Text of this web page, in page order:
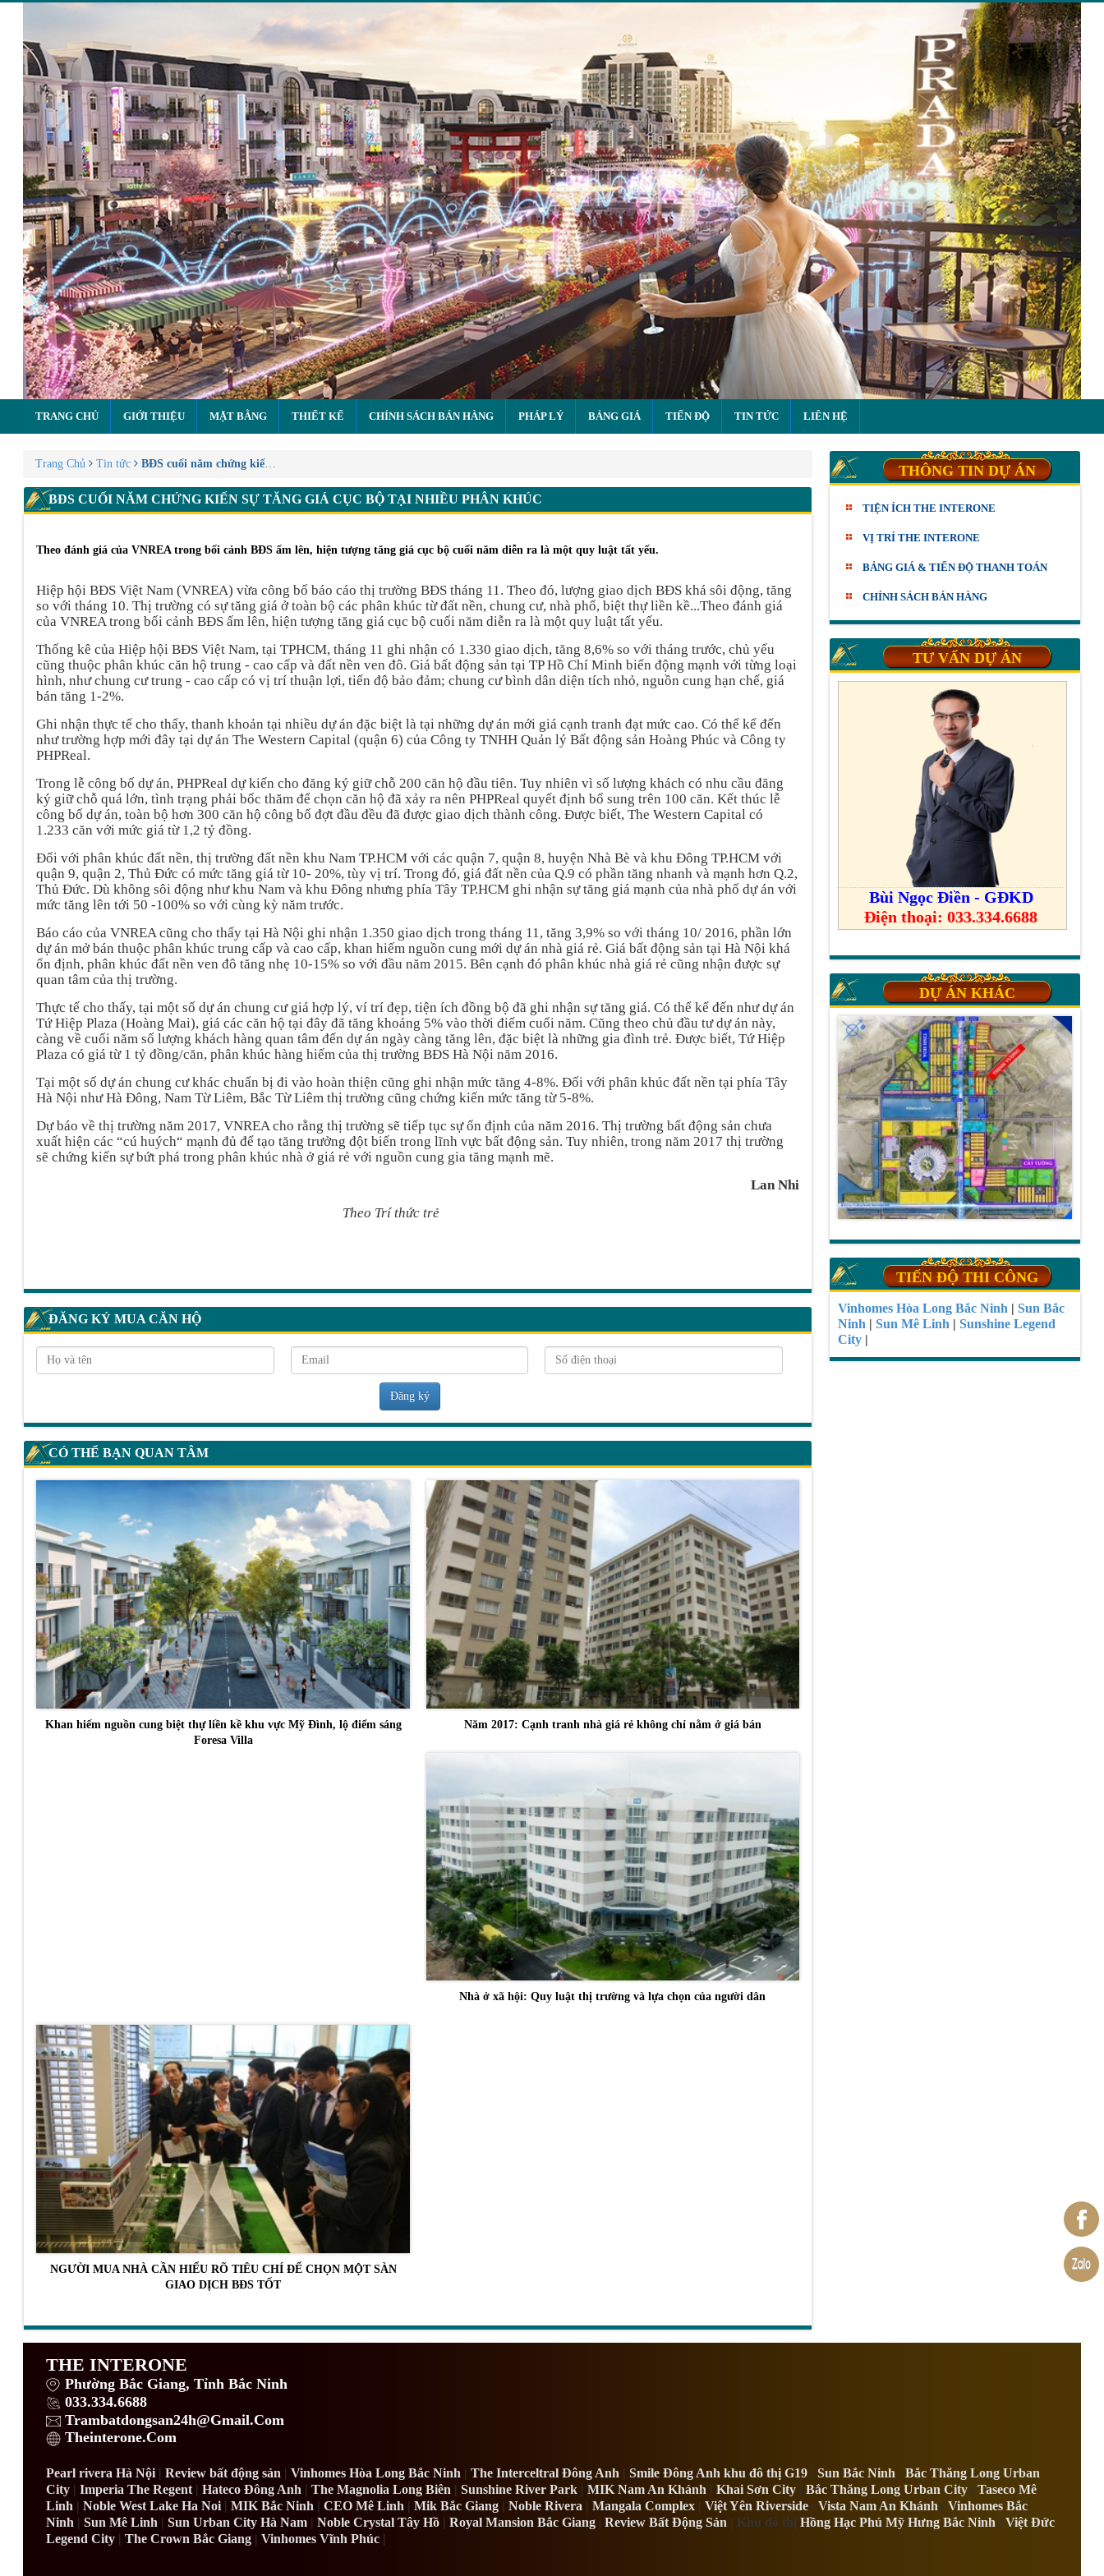
TRANG CHỦ GIỚI THIỆU MẶT BẰNG THIẾT KẾ CHÍNH SÁCH BÁN HÀNG PHÁP LÝ BẢNG GIÁ TIẾN ĐỘ TIN TỨC LIÊN HỆ
Trang Chủ Tin tức BĐS cuối năm chứng kiến sự tăng giá cục bộ tại nhiều phân khúc
BĐS CUỐI NĂM CHỨNG KIẾN SỰ TĂNG GIÁ CỤC BỘ TẠI NHIỀU PHÂN KHÚC
Theo đánh giá của VNREA trong bối cảnh BĐS ấm lên, hiện tượng tăng giá cục bộ cuối năm diễn ra là một quy luật tất yếu.
Hiệp hội BĐS Việt Nam (VNREA) vừa công bố báo cáo thị trường BĐS tháng 11. Theo đó, lượng giao dịch BĐS khá sôi động, tăng
so với tháng 10. Thị trường có sự tăng giá ở toàn bộ các phân khúc từ đất nền, chung cư, nhà phố, biệt thự liền kề...Theo đánh giá
của VNREA trong bối cảnh BĐS ấm lên, hiện tượng tăng giá cục bộ cuối năm diễn ra là một quy luật tất yếu.
Thống kê của Hiệp hội BĐS Việt Nam, tại TPHCM, tháng 11 ghi nhận có 1.330 giao dịch, tăng 8,6% so với tháng trước, chủ yếu
cũng thuộc phân khúc căn hộ trung - cao cấp và đất nền ven đô. Giá bất động sản tại TP Hồ Chí Minh biến động mạnh với từng loại
hình, như chung cư trung - cao cấp có vị trí thuận lợi, tiến độ bảo đảm; chung cư bình dân diện tích nhỏ, nguồn cung hạn chế, giá
bán tăng 1-2%.
Ghi nhận thực tế cho thấy, thanh khoản tại nhiều dự án đặc biệt là tại những dự án mới giá cạnh tranh đạt mức cao. Có thể kể đến
như trường hợp mới đây tại dự án The Western Capital (quận 6) của Công ty TNHH Quản lý Bất động sản Hoàng Phúc và Công ty
PHPReal.
Trong lễ công bố dự án, PHPReal dự kiến cho đăng ký giữ chỗ 200 căn hộ đầu tiên. Tuy nhiên vì số lượng khách có nhu cầu đăng
ký giữ chỗ quá lớn, tình trạng phải bốc thăm để chọn căn hộ đã xảy ra nên PHPReal quyết định bổ sung trên 100 căn. Kết thúc lễ
công bố dự án, toàn bộ hơn 300 căn hộ công bố đợt đầu đều đã được giao dịch thành công. Được biết, The Western Capital có
1.233 căn với mức giá từ 1,2 tỷ đồng.
Đối với phân khúc đất nền, thị trường đất nền khu Nam TP.HCM với các quận 7, quận 8, huyện Nhà Bè và khu Đông TP.HCM với
quận 9, quận 2, Thủ Đức có mức tăng giá từ 10- 20%, tùy vị trí. Trong đó, giá đất nền của Q.9 có phần tăng nhanh và mạnh hơn Q.2,
Thủ Đức. Dù không sôi động như khu Nam và khu Đông nhưng phía Tây TP.HCM ghi nhận sự tăng giá mạnh của nhà phố dự án với
mức tăng lên tới 50 -100% so với cùng kỳ năm trước.
Báo cáo của VNREA cũng cho thấy tại Hà Nội ghi nhận 1.350 giao dịch trong tháng 11, tăng 3,9% so với tháng 10/ 2016, phần lớn
dự án mở bán thuộc phân khúc trung cấp và cao cấp, khan hiếm nguồn cung mới dự án nhà giá rẻ. Giá bất động sản tại Hà Nội khá
ổn định, phân khúc đất nền ven đô tăng nhẹ 10-15% so với đầu năm 2015. Bên cạnh đó phân khúc nhà giá rẻ cũng nhận được sự
quan tâm của thị trường.
Thực tế cho thấy, tại một số dự án chung cư giá hợp lý, ví trí đẹp, tiện ích đồng bộ đã ghi nhận sự tăng giá. Có thể kể đến như dự án
Tứ Hiệp Plaza (Hoàng Mai), giá các căn hộ tại đây đã tăng khoảng 5% vào thời điểm cuối năm. Cũng theo chủ đầu tư dự án này,
càng về cuối năm số lượng khách hàng quan tâm đến dự án ngày càng tăng lên, đặc biệt là những gia đình trẻ. Được biết, Tứ Hiệp
Plaza có giá từ 1 tỷ đồng/căn, phân khúc hàng hiếm của thị trường BĐS Hà Nội năm 2016.
Tại một số dự án chung cư khác chuẩn bị đi vào hoàn thiện cũng ghi nhận mức tăng 4-8%. Đối với phân khúc đất nền tại phía Tây
Hà Nội như Hà Đông, Nam Từ Liêm, Bắc Từ Liêm thị trường cũng chứng kiến mức tăng từ 5-8%.
Dự báo về thị trường năm 2017, VNREA cho rằng thị trường sẽ tiếp tục sự ổn định của năm 2016. Thị trường bất động sản chưa
xuất hiện các “cú huých“ mạnh đủ để tạo tăng trưởng đột biến trong lĩnh vực bất động sản. Tuy nhiên, trong năm 2017 thị trường
sẽ chứng kiến sự bứt phá trong phân khúc nhà ở giá rẻ với nguồn cung gia tăng mạnh mẽ.
Lan Nhi
Theo Trí thức trẻ
ĐĂNG KÝ MUA CĂN HỘ
Đăng ký
CÓ THỂ BẠN QUAN TÂM
Khan hiếm nguồn cung biệt thự liền kề khu vực Mỹ Đình, lộ điểm sáng
Foresa Villa
Năm 2017: Cạnh tranh nhà giá rẻ không chỉ nằm ở giá bán
Nhà ở xã hội: Quy luật thị trường và lựa chọn của người dân
NGƯỜI MUA NHÀ CẦN HIỂU RÕ TIÊU CHÍ ĐỂ CHỌN MỘT SÀN
GIAO DỊCH BĐS TỐT
THÔNG TIN DỰ ÁN
TIỆN ÍCH THE INTERONE
VỊ TRÍ THE INTERONE
BẢNG GIÁ & TIẾN ĐỘ THANH TOÁN
CHÍNH SÁCH BÁN HÀNG
TƯ VẤN DỰ ÁN
Bùi Ngọc Điền - GĐKD
Điện thoại: 033.334.6688
DỰ ÁN KHÁC
TIẾN ĐỘ THI CÔNG
Vinhomes Hòa Long Bắc Ninh | Sun Bắc
Ninh | Sun Mê Linh | Sunshine Legend
City|
THE INTERONE
Phường Bắc Giang, Tỉnh Bắc Ninh
033.334.6688
Trambatdongsan24h@Gmail.Com
Theinterone.Com
Pearl rivera Hà Nội |Review bất động sản |Vinhomes Hòa Long Bắc Ninh |The Interceltral Đông Anh |Smile Đông Anh khu đô thị G19 |Sun Bắc Ninh |Bắc Thăng Long Urban
City |Imperia The Regent |Hateco Đông Anh |The Magnolia Long Biên |Sunshine River Park |MIK Nam An Khánh |Khai Sơn City |Bắc Thăng Long Urban City |Taseco Mê
Linh |Noble West Lake Ha Noi | MIK Bắc Ninh |CEO Mê Linh |Mik Bắc Giang |Noble Rivera |Mangala Complex |Việt Yên Riverside |Vista Nam An Khánh |Vinhomes Bắc
Ninh |Sun Mê Linh |Sun Urban City Hà Nam | Noble Crystal Tây Hồ |Royal Mansion Bắc Giang |Review Bất Động Sản | Khu đô thịHồng Hạc Phú Mỹ Hưng Bắc Ninh |Việt Đức
Legend City |The Crown Bắc Giang |Vinhomes Vĩnh Phúc |